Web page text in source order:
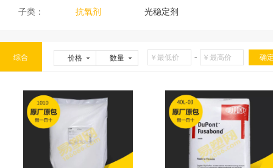
子类： 抗氧剂 光稳定剂
综合 价格 数量 -